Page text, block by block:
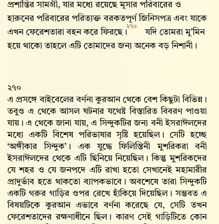
প্রশান্তির সামগ্রী, যার মধ্যে রয়েছে মূসার পরিবারের ও
হারুনের পরিবারের পরিত্যক্ত বরকতপূর্ণ জিনিসপত্র এবং যাকে
এখন ফেরেশতারা বহন করে ফিরছে।
২৭০
যদি তোমরা মু’মিন
হয়ে থাকো তাহলে এটি তোমাদের জন্য অনেক বড় নিশানী।
২৭০
এ প্রসঙ্গে বাইবেলের বর্ণনা কুরআন থেকে বেশ কিছুটা বিভিন্ন।
তবুও এ থেকে আসল ঘটনার যথেষ্ট বিস্তারিত বিবরণ পাওয়া
যায়। এ থেকে জানা যায়, এ সিন্দুকটির জন্য বনী ইসরাঈলদের
মধ্যে একটি বিশেষ পরিভাষার সৃষ্টি হয়েছিল। সেটি হচ্ছে
‘অঙ্গীকার সিন্দুক’। এক যুদ্ধে ফিলিস্তিনী মুশরিকরা বনী
ইসরাঈলদের থেকে এটি ছিনিয়ে নিয়েছিল। কিন্তু মুশরিকদের
যে শহর ও যে জনপদে এটি রাখা হতো সেখানেই মহামারীর
প্রাদুর্ভাব হতে থাকতো ব্যাপকভাবে। অবশেষে তারা সিন্দুকটি
একটি গরুর গাড়ির ওপর রেখে হাঁকিয়ে দিয়েছিল। সম্ভবত এ
বিষয়টিকে কুরআন এভাবে বর্ণনা করেছে যে, সেটি তখন
ফেরেশতাদের রক্ষণাধীনে ছিল। কারণ সেই গাড়িটিতে কোন